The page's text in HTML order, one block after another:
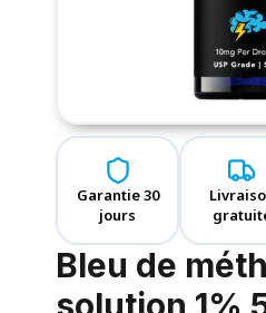
Garantie 30
jours
Bleu de